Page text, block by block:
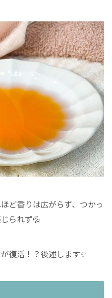
ど香りは広がらず、つかっ
られず💦
復活！？後述します✨